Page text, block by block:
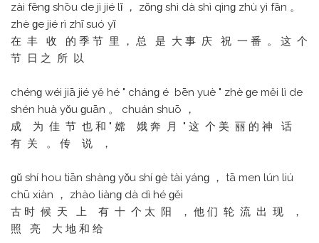
zài fēnɡ shōu de jì jié lǐ ， zǒnɡ shì dà shì qìnɡ zhù yì fān 。
zhè ɡe jié rì zhī suó yǐ
在 丰 收 的 季 节 里 ， 总 是 大 事 庆 祝 一 番 。 这 个
节 日 之 所 以
chénɡ wéi jiā jié yě hé " chánɡ é bēn yuè " zhè ɡe měi lì de
shén huà yǒu ɡuān 。 chuán shuō ，
成 为 佳 节 也 和 " 嫦 娥 奔 月 " 这 个 美 丽 的 神 话
有 关 。 传 说 ，
ɡǔ shí hou tiān shànɡ yǒu shí ɡè tài yánɡ ， tā men lún liú
chū xiàn ， zhào liànɡ dà dì hé ɡěi
古 时 候 天 上 有 十 个 太 阳 ， 他 们 轮 流 出 现 ，
照 亮 大 地 和 给